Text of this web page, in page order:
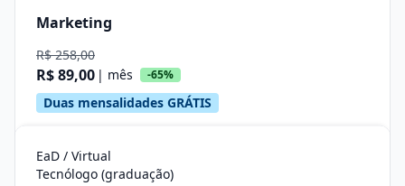
Marketing
R$ 258,00
R$ 89,00 | mês -65%
Duas mensalidades GRÁTIS
EaD / Virtual
Tecnólogo (graduação)